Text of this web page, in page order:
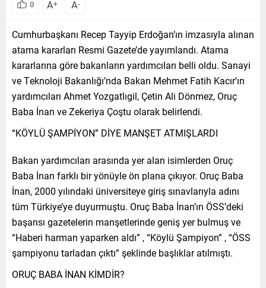
0 A+ A-
Cumhurbaşkanı Recep Tayyip Erdoğan’ın imzasıyla alınan
atama kararları Resmi Gazete’de yayımlandı. Atama
kararlarına göre bakanların yardımcıları belli oldu. Sanayi
ve Teknoloji Bakanlığı’nda Bakan Mehmet Fatih Kacır’ın
yardımcıları Ahmet Yozgatlıgil, Çetin Ali Dönmez, Oruç
Baba İnan ve Zekeriya Çoştu olarak belirlendi.
“KÖYLÜ ŞAMPİYON” DİYE MANŞET ATMIŞLARDI
Bakan yardımcıları arasında yer alan isimlerden Oruç
Baba İnan farklı bir yönüyle ön plana çıkıyor. Oruç Baba
İnan, 2000 yılındaki üniversiteye giriş sınavlarıyla adını
tüm Türkiye’ye duyurmuştu. Oruç Baba İnan’ın ÖSS’deki
başarısı gazetelerin manşetlerinde geniş yer bulmuş ve
“Haberi harman yaparken aldı” , “Köylü Şampiyon” , “ÖSS
şampiyonu tarladan çıktı” şeklinde başlıklar atılmıştı.
ORUÇ BABA İNAN KİMDİR?